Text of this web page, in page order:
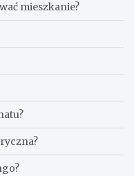
mieszkanie?